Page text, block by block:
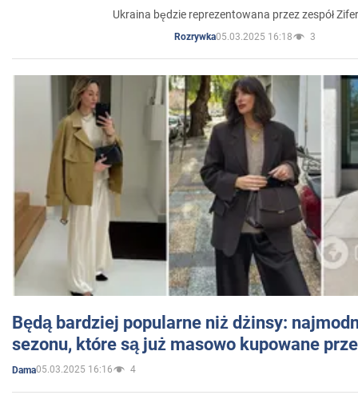
Ukraina będzie reprezentowana przez zespół
Rozrywka05.03.2025 16:18 3
Będą bardziej popularne niż dżinsy:
sezonu, które są już masowo kupowane
Dama05.03.2025 16:16 4